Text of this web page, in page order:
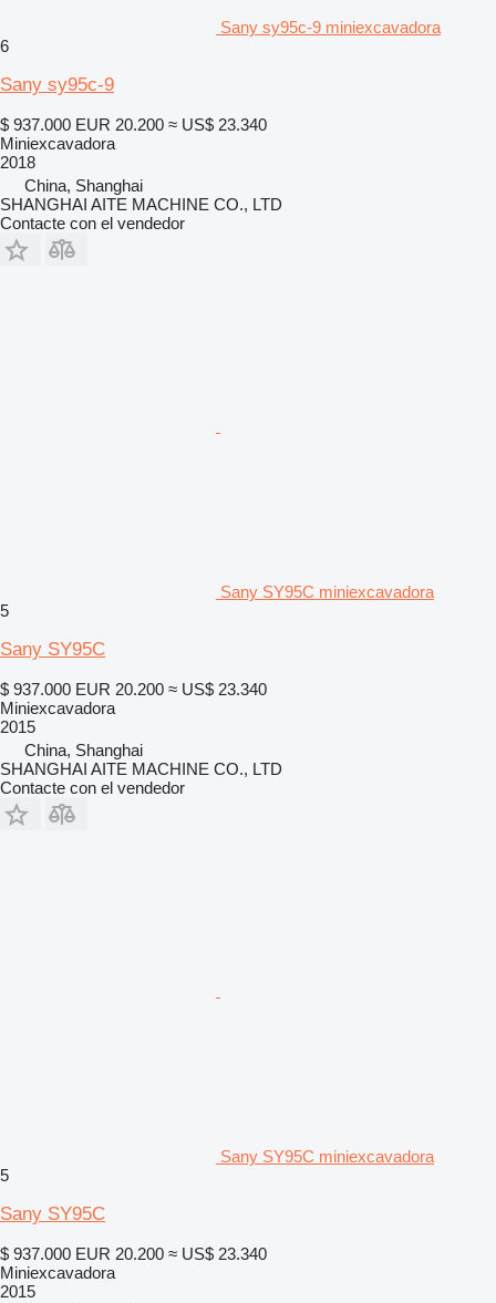
Sany sy95c-9 miniexcavadora
6
Sany sy95c-9
$ 937.000 EUR 20.200 ≈ US$ 23.340
Miniexcavadora
2018
China, Shanghai
SHANGHAI AITE MACHINE CO., LTD
Contacte con el vendedor
Sany SY95C miniexcavadora
5
Sany SY95C
$ 937.000 EUR 20.200 ≈ US$ 23.340
Miniexcavadora
2015
China, Shanghai
SHANGHAI AITE MACHINE CO., LTD
Contacte con el vendedor
Sany SY95C miniexcavadora
5
Sany SY95C
$ 937.000 EUR 20.200 ≈ US$ 23.340
Miniexcavadora
2015